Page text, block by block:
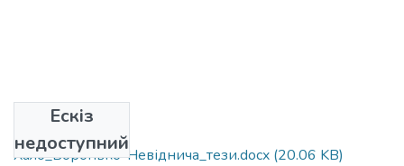
Ескіз
недоступний
Файли
Хало_Воронько-Невіднича_тези.docx (20.06 KB)